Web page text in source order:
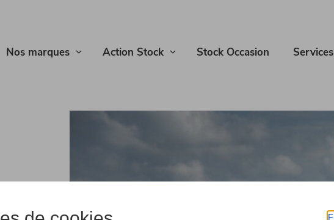
Nos marques Action Stock Stock Occasion Services